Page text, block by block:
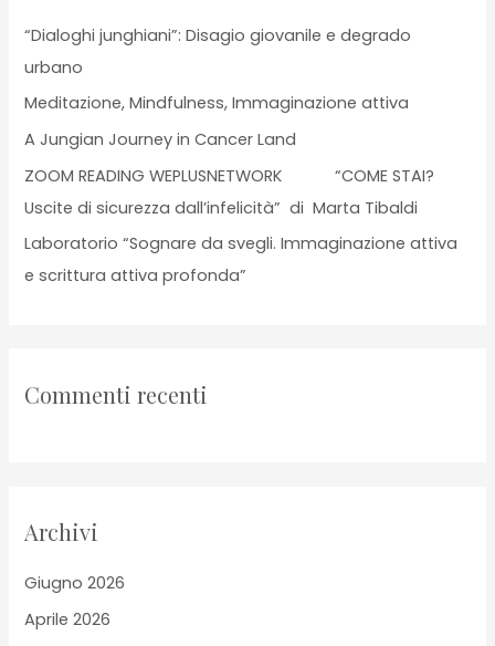
“Dialoghi junghiani”: Disagio giovanile e degrado
urbano
Meditazione, Mindfulness, Immaginazione attiva
A Jungian Journey in Cancer Land
ZOOM READING WEPLUSNETWORK “COME STAI?
Uscite di sicurezza dall’infelicità” di Marta Tibaldi
Laboratorio “Sognare da svegli. Immaginazione attiva
e scrittura attiva profonda”
Commenti recenti
Archivi
Giugno 2026
Aprile 2026